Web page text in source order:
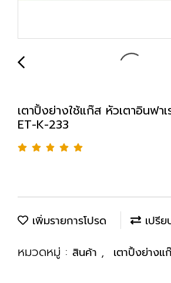
เตาปิ้งย่างใช้แก๊ส หัวเตาอินฟา
ET-K-233
เพิ่มรายการโปรด เปรี
หมวดหมู่ : สินค้า , เตาปิ้งย่างแ